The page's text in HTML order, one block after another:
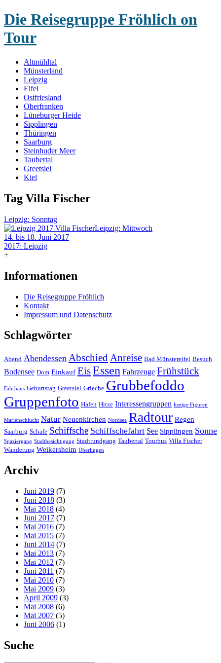
Die Reisegruppe Fröhlich on
Tour
Menu
Skip
content
Altmühltal
Münsterland
Leipzig
Eifel
Ostfriesland
Oberfranken
Lüneburger Heide
Sipplingen
Thüringen
Saarburg
Steinhuder Meer
Taubertal
Greetsiel
Kiel
Tag Villa Fischer
Leipzig: Sonntag
Leipzig: Mittwoch
14. bis 18. Juni 2017
2017: Leipzig
+
Informationen
Die Reisegruppe Fröhlich
Kontakt
Impressum und Datenschutz
Schlagwörter
Abend Abendessen AbschiedAnreise Bad Münstereifel Besuch
Bodensee Dom Einkauf EisEssen Fahrzeuge Frühstück
Fährhaus Geburtstag Greetsiel Grieche Grubbefoddo
Gruppenfoto Hafen Hitze Interessengruppen lustige Figuren
Marienschlucht Natur Neuenkirchen Nordsee Radtour Regen
Saarburg Schafe Schiffsche Schiffschefahrt See Sipplingen Sonne
Spaziergang Stadtbesichtigung Stadtrundgang Taubertal Tourbus Villa Fischer
Wanderung Weikersheim Überlingen
Archiv
Juni 2019 (7)
Juni 2018 (3)
Mai 2018 (4)
Juni 2017 (7)
Mai 2016 (7)
Mai 2015 (7)
Juni 2014 (7)
Mai 2013 (7)
Mai 2012 (7)
Juni 2011 (7)
Mai 2010 (7)
Mai 2009 (3)
April 2009 (3)
Mai 2008 (6)
Mai 2007 (5)
Juni 2006 (1)
Suche